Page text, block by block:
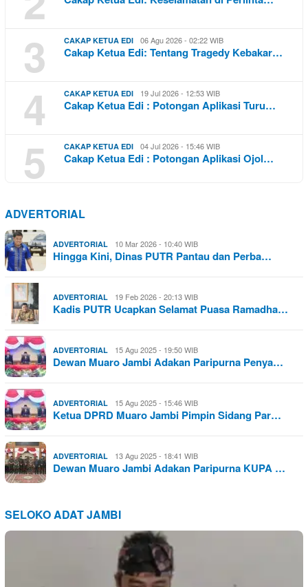
3 CAKAP KETUA EDI 06 Agu 2026 - 02:22 WIB
Cakap Ketua Edi: Tentang Tragedy Kebakar…
4 CAKAP KETUA EDI 19 Jul 2026 - 12:53 WIB
Cakap Ketua Edi : Potongan Aplikasi Turu…
5 CAKAP KETUA EDI 04 Jul 2026 - 15:46 WIB
Cakap Ketua Edi : Potongan Aplikasi Ojol…
ADVERTORIAL
ADVERTORIAL 10 Mar 2026 - 10:40 WIB
Hingga Kini, Dinas PUTR Pantau dan Perba…
ADVERTORIAL 19 Feb 2026 - 20:13 WIB
Kadis PUTR Ucapkan Selamat Puasa Ramadha…
ADVERTORIAL 15 Agu 2025 - 19:50 WIB
Dewan Muaro Jambi Adakan Paripurna Penya…
ADVERTORIAL 15 Agu 2025 - 15:46 WIB
Ketua DPRD Muaro Jambi Pimpin Sidang Par…
ADVERTORIAL 13 Agu 2025 - 18:41 WIB
Dewan Muaro Jambi Adakan Paripurna KUPA …
SELOKO ADAT JAMBI